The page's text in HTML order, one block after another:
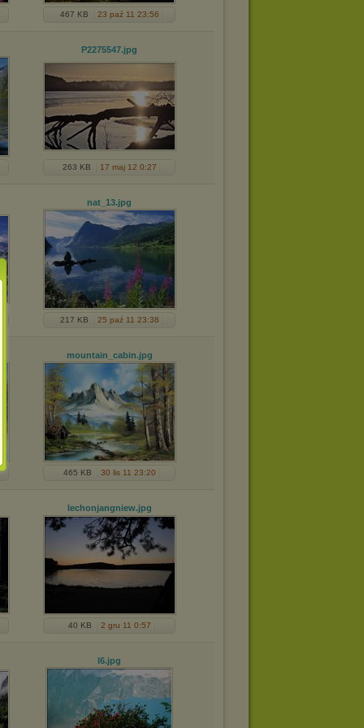
467 KB 23 paź 11 23:56
P2275547.jpg
263 KB 17 maj 12 0:27
nat_13.jpg
217 KB 25 paź 11 23:38
mountain_cabin.jpg
465 KB 30 lis 11 23:20
lechonjangniew.jpg
40 KB 2 gru 11 0:57
l6.jpg